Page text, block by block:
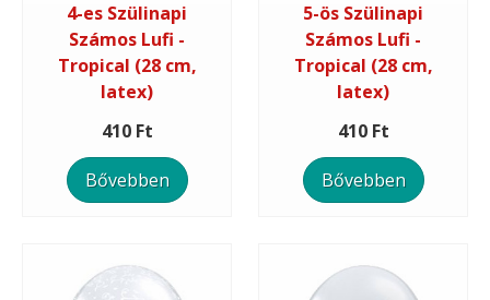
4-es Szülinapi
Számos Lufi -
Tropical (28 cm,
latex)
410 Ft
Bővebben
5-ös Szülinapi
Számos Lufi -
Tropical (28 cm,
latex)
410 Ft
Bővebben